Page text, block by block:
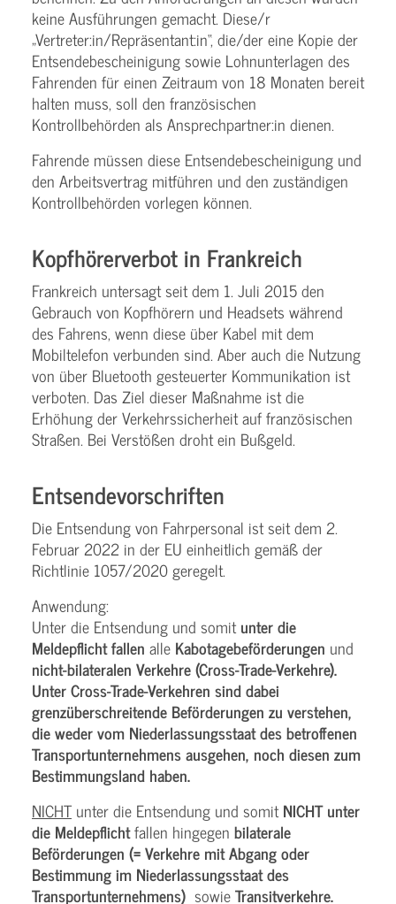
keine Ausführungen gemacht. Diese/r
„Vertreter:in/Repräsentant:in“, die/der eine Kopie der
Entsendebescheinigung sowie Lohnunterlagen des
Fahrenden für einen Zeitraum von 18 Monaten bereit
halten muss, soll den französischen
Kontrollbehörden als Ansprechpartner:in dienen.
Fahrende müssen diese Entsendebescheinigung und
den Arbeitsvertrag mitführen und den zuständigen
Kontrollbehörden vorlegen können.
Kopfhörerverbot in Frankreich
Frankreich untersagt seit dem 1. Juli 2015 den
Gebrauch von Kopfhörern und Headsets während
des Fahrens, wenn diese über Kabel mit dem
Mobiltelefon verbunden sind. Aber auch die Nutzung
von über Bluetooth gesteuerter Kommunikation ist
verboten. Das Ziel dieser Maßnahme ist die
Erhöhung der Verkehrssicherheit auf französischen
Straßen. Bei Verstößen droht ein Bußgeld.
Entsendevorschriften
Die Entsendung von Fahrpersonal ist seit dem 2.
Februar 2022 in der EU einheitlich gemäß der
Richtlinie 1057/2020 geregelt.
Anwendung:
Unter die Entsendung und somitunter die
Meldepflicht fallen alle Kabotagebeförderungen und
nicht-bilateralen Verkehre (Cross-Trade-Verkehre).
Unter Cross-Trade-Verkehren sind dabei
grenzüberschreitende Beförderungen zu verstehen,
die weder vom Niederlassungsstaat des betroffenen
Transportunternehmens ausgehen, noch diesen zum
Bestimmungsland haben.
NICHT unter die Entsendung und somitNICHT unter
die Meldepflichtfallen hingegen bilaterale
Beförderungen (= Verkehre mit Abgang oder
Bestimmung im Niederlassungsstaat des
Transportunternehmens) sowieTransitverkehre.